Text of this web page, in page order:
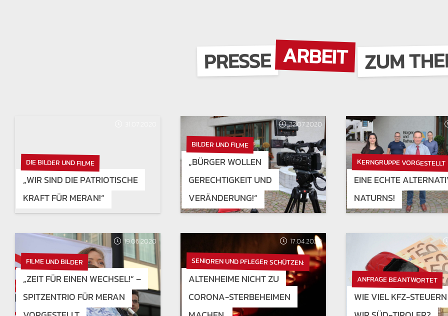
PRESSE ARBEIT ZUM
DIE BILDER UND FILME
„WIR SIND DIE PATRIOTISCHE
KRAFT FÜR MERAN!“
22.07.2020
BILDER UND FILME
„BÜRGER WOLLEN
GERECHTIGKEIT UND
VERÄNDERUNG!“
KERNGRUPPE VORGESTELLT
EINE ECHTE
NATURNS!
19.06.2020
FILME UND BILDER
„ZEIT FÜR EINEN WECHSEL!“ –
SPITZENTRIO FÜR MERAN
17.04.2020
SENIOREN UND PFLEGER SCHÜTZEN:
ALTENHEIME NICHT ZU
CORONA-STERBEHEIMEN
ANFRAGE BEANTWORTET
WIE VIEL KFZ-